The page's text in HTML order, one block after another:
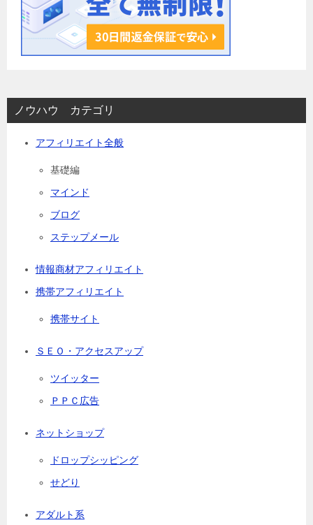
ノウハウ カテゴリ
アフィリエイト全般
基礎編
マインド
ブログ
ステップメール
情報商材アフィリエイト
携帯アフィリエイト
携帯サイト
ＳＥＯ・アクセスアップ
ツイッター
ＰＰＣ広告
ネットショップ
ドロップシッピング
せどり
アダルト系